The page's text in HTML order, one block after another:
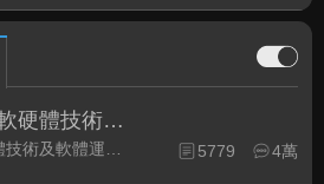
HTPC 相關軟硬體技術及運用
5779 4萬